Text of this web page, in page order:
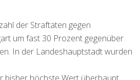
der Straftaten gegen
um fast 30 Prozent gegenüber
In der Landeshauptstadt wurden